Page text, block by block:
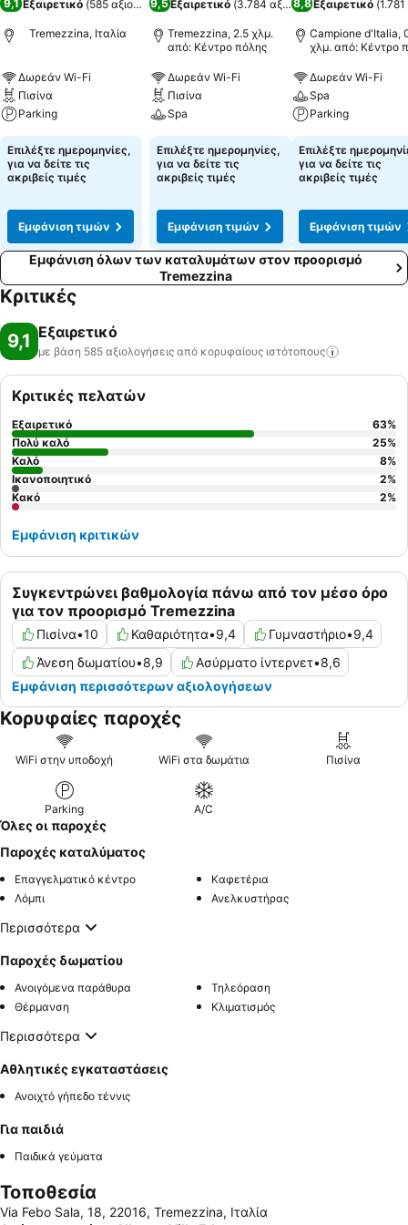
9,1 Εξαιρετικό (585 αξιολογήσεις)
Tremezzina, Ιταλία
Δωρεάν Wi-Fi
Πισίνα
Parking
Επιλέξτε ημερομηνίες,
για να δείτε τις
ακριβείς τιμές
Εμφάνιση τιμών
9,5Εξαιρετικό (3.784 αξιολογήσεις)
Tremezzina, 2.5 χλμ.
από: Κέντρο πόλης
Δωρεάν Wi-Fi
Πισίνα
Spa
Επιλέξτε ημερομηνίες,
για να δείτε τις
ακριβείς τιμές
Εμφάνιση τιμών
8,8Εξαιρετικό (1.781
Campione d'Italia,
χλμ. από: Κέντρο
Δωρεάν Wi-Fi
Spa
Parking
Επιλέξτε
για να δείτε τις
ακριβείς τιμές
Εμφάνιση τιμών
Εμφάνιση όλων των καταλυμάτων στον προορισμό
Tremezzina
Κριτικές
9,1 Εξαιρετικό
με βάση 585 αξιολογήσεις από κορυφαίους ιστότοπους
Συγκεντρώνει βαθμολογία πάνω από τον μέσο όρο
για τον προορισμό Tremezzina
Πισίνα•10 Καθαριότητα•9,4 Γυμναστήριο•9,4
Άνεση δωματίου•8,9 Ασύρματο ίντερνετ•8,6
Εμφάνιση περισσότερων αξιολογήσεων
Κριτικές πελατών
Εξαιρετικό 63%
Πολύ καλό
25%
Καλό
8%
Ικανοποιητικό
2%
Κακό
2%
Εμφάνιση κριτικών
Κορυφαίες παροχές
WiFi στην υποδοχή WiFi στα δωμάτια Πισίνα
Parking A/C
Όλες οι παροχές
Παροχές καταλύματος
Επαγγελματικό κέντρο
Καφετέρια
Λόμπι
Ανελκυστήρας
Περισσότερα
Παροχές δωματίου
Ανοιγόμενα παράθυρα
Τηλεόραση
Θέρμανση
Κλιματισμός
Περισσότερα
Αθλητικές εγκαταστάσεις
Ανοιχτό γήπεδο τέννις
Για παιδιά
Παιδικά γεύματα
Τοποθεσία
Via Febo Sala, 18, 22016, Tremezzina, Ιταλία